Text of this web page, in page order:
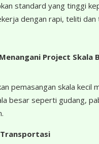
standard yang tinggi
dengan rapi, teliti
Project Skala
pemasangan skala kecil
besar seperti gudang,